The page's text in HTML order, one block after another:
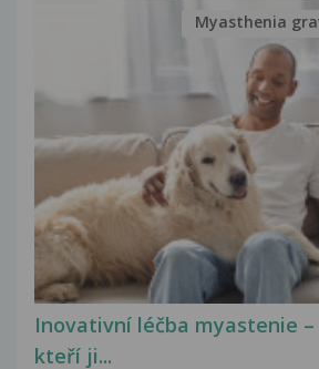
Inovativní léčba myastenie
kteří ji...
Myasthenia